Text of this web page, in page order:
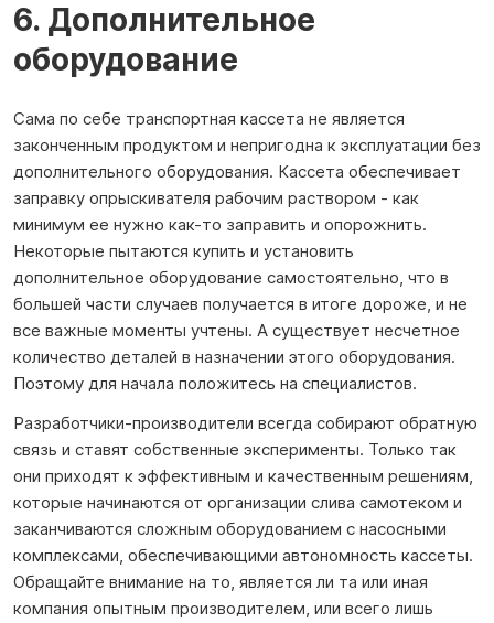
6. Дополнительное
оборудование
Сама по себе транспортная кассета не является
законченным продуктом и непригодна к эксплуатации без
дополнительного оборудования. Кассета обеспечивает
заправку опрыскивателя рабочим раствором - как
минимум ее нужно как-то заправить и опорожнить.
Некоторые пытаются купить и установить
дополнительное оборудование самостоятельно, что в
большей части случаев получается в итоге дороже, и не
все важные моменты учтены. А существует несчетное
количество деталей в назначении этого оборудования.
Поэтому для начала положитесь на специалистов.
Разработчики-производители всегда собирают обратную
связь и ставят собственные эксперименты. Только так
они приходят к эффективным и качественным решениям,
которые начинаются от организации слива самотеком и
заканчиваются сложным оборудованием с насосными
комплексами, обеспечивающими автономность кассеты.
Обращайте внимание на то, является ли та или иная
компания опытным производителем, или всего лишь